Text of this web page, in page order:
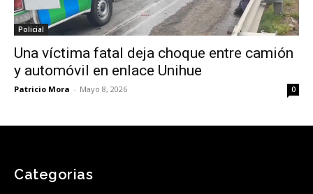
Policial
Una víctima fatal deja choque entre camión
y automóvil en enlace Unihue
Patricio Mora - Mayo 8, 2026 0
Categorias